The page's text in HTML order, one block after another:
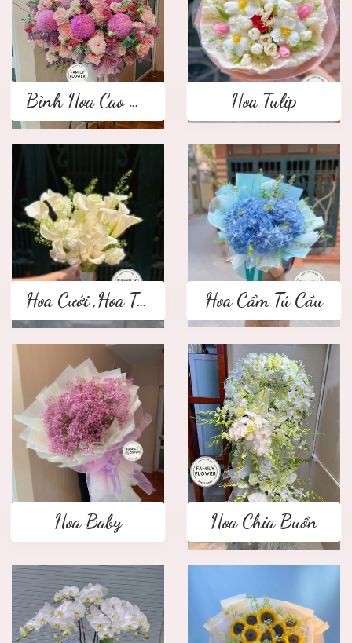
Bình Hoa Cao Cấp Hoa Tulip
Hoa Cưới ,Hoa Tay Cầm Cô Dâu Hoa Cẩm Tú Cầu
Hoa Baby Hoa Chia Buồn